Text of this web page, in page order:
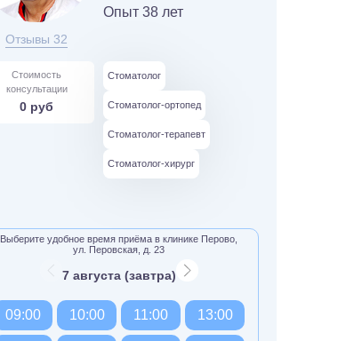
Отзывы 32
Опыт 38 лет
Стоимость
консультации
0 руб
Стоматолог
Стоматолог-ортопед
Стоматолог-терапевт
Стоматолог-хирург
Выберите удобное время приёма в клинике Перово,
ул. Перовская, д. 23
7 августа (завтра)
09:00 10:00 11:00 13:00